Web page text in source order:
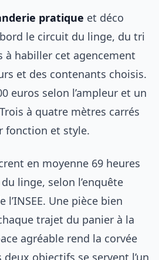
pratique et déco
le circuit du linge, du tri
à habiller cet agencement
et des contenants choisis.
euros selon l’ampleur et un
à quatre mètres carrés
fonction et style.
en moyenne 69 heures
linge, selon l’enquête
Une pièce bien
trajet du panier à la
agréable rend la corvée
objectifs se servent l’un